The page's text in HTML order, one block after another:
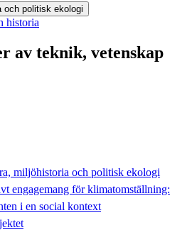
och politisk ekologi
historia
av teknik, vetenskap
miljöhistoria och politisk ekologi
engagemang för klimatomställning:
i en social kontext